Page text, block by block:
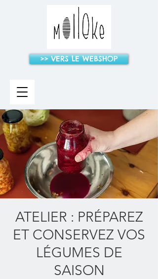
>> VERS LE WEBSHOP
ATELIER : PRÉPAREZ
ET CONSERVEZ VOS
LÉGUMES DE
SAISON